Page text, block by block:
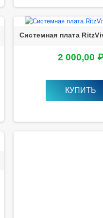
Системная плата
2 000,00 ₽
КУПИТЬ